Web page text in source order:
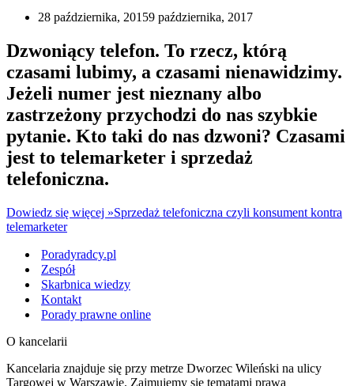
28 października, 20159 października, 2017
Dzwoniący telefon. To rzecz, którą
czasami lubimy, a czasami nienawidzimy.
Jeżeli numer jest nieznany albo
zastrzeżony przychodzi do nas szybkie
pytanie. Kto taki do nas dzwoni? Czasami
jest to telemarketer i sprzedaż
telefoniczna.
Dowiedz się więcej »Sprzedaż telefoniczna czyli konsument kontra
telemarketer
Poradyradcy.pl
Zespół
Skarbnica wiedzy
Kontakt
Porady prawne online
O kancelarii
Kancelaria znajduje się przy metrze Dworzec Wileński na ulicy
Targowej w Warszawie. Zajmujemy się tematami prawa